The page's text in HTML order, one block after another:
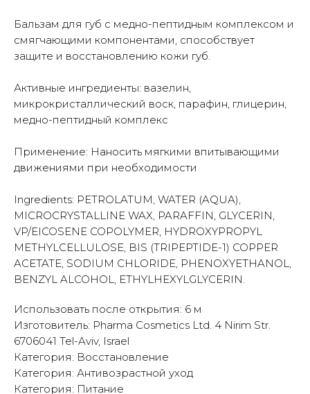
Бальзам для губ с медно-пептидным комплексом и
смягчающими компонентами, способствует
защите и восстановлению кожи губ.
Активные ингредиенты: вазелин,
микрокристаллический воск, парафин, глицерин,
медно-пептидный комплекс
Применение: Наносить мягкими впитывающими
движениями при необходимости
Ingredients: PETROLATUM, WATER (AQUA),
MICROCRYSTALLINE WAX, PARAFFIN, GLYCERIN,
VP/EICOSENE COPOLYMER, HYDROXYPROPYL
METHYLCELLULOSE, BIS (TRIPEPTIDE-1) COPPER
ACETATE, SODIUM CHLORIDE, PHENOXYETHANOL,
BENZYL ALCOHOL, ETHYLHEXYLGLYCERIN.
Использовать после открытия: 6 м
Изготовитель: Pharma Cosmetics Ltd. 4 Nirim Str.
6706041 Tel-Aviv, Israel
Категория: Восстановление
Категория: Антивозрастной уход
Категория: Питание